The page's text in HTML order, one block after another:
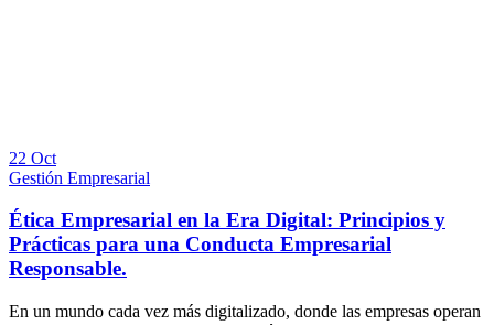
22 Oct
Gestión Empresarial
Ética Empresarial en la Era Digital: Principios y
Prácticas para una Conducta Empresarial
Responsable.
En un mundo cada vez más digitalizado, donde las empresas operan